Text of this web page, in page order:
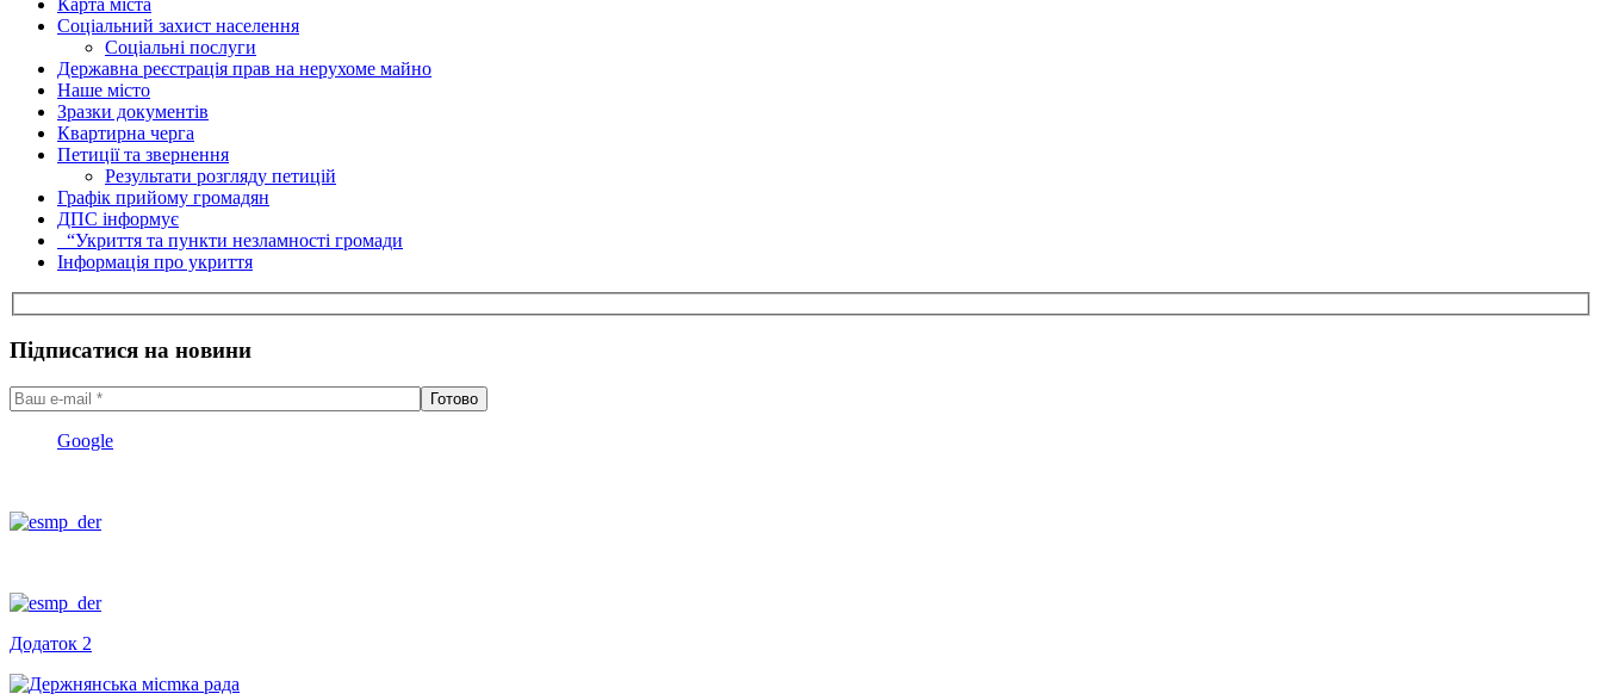
Карта міста
Соціальний захист населення
Соціальні послуги
Державна реєстрація прав на нерухоме майно
Наше місто
Зразки документів
Квартирна черга
Петиції та звернення
Результати розгляду петицій
Графік прийому громадян
ДПС інформує
“Укриття та пункти незламності громади
Інформація про укриття
Підписатися на новини
Google
Додаток 2